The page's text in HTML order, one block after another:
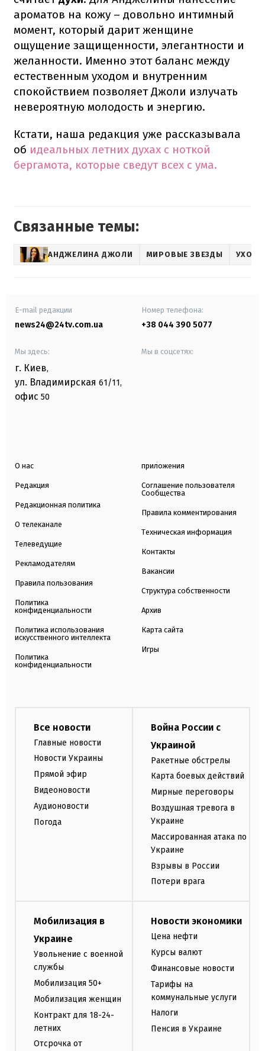
ароматов на кожу – довольно интимный
момент, который дарит женщине
ощущение защищенности, элегантности и
желанности. Именно этот баланс между
естественным уходом и внутренним
спокойствием позволяет Джоли излучать
невероятную молодость и энергию.
Кстати, наша редакция уже рассказывала
об идеальных летних духах с ноткой
бергамота, которые сведут всех с ума.
Связанные темы:
АНДЖЕЛИНА ДЖОЛИ МИРОВЫЕ ЗВЕЗДЫ УХОД
E-mail редакции
news24@24tv.com.ua
Номер телефона:
+38 044 390 5077
Мы здесь:
г. Киев,
ул. Владимирская 61/11,
офис 50
Мы в соцсетях:
О нас
Редакция
Редакционная политика
О телеканале
Телеведущие
Рекламодателям
Правила пользования
Политика
конфиденциальности
Политика использования
искусственного интеллекта
Политика
конфиденциальности
приложения
Соглашение пользователя
Сообщества
Правила комментирования
Техническая информация
Контакты
Вакансии
Структура собственности
Архив
Карта сайта
Игры
Все новости
Главные новости
Новости Украины
Прямой эфир
Видеоновости
Аудионовости
Погода
Война России с
Украиной
Ракетные обстрелы
Карта боевых действий
Мирные переговоры
Воздушная тревога в
Украине
Массированная атака по
Украине
Взрывы в России
Потери врага
Мобилизация в
Украине
Увольнение с военной
службы
Мобилизация 50+
Мобилизация женщин
Контракт для 18-24-
летних
Отсрочка от
Новости экономики
Цена нефти
Курсы валют
Финансовые новости
Тарифы на
коммунальные услуги
Налоги
Пенсия в Украине